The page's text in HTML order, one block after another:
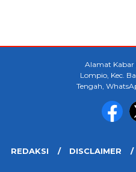
Alamat Kabar
Lompio, Kec.
Tengah,
REDAKSI DISCLAIMER